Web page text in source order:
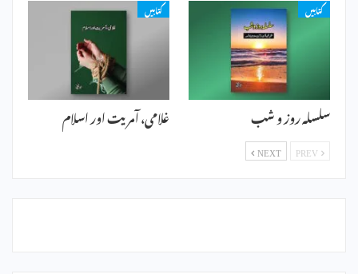
کتابیں
سلسلہ روز و شب
کتابیں
غلامی، آمریت اور اسلام
NEXT